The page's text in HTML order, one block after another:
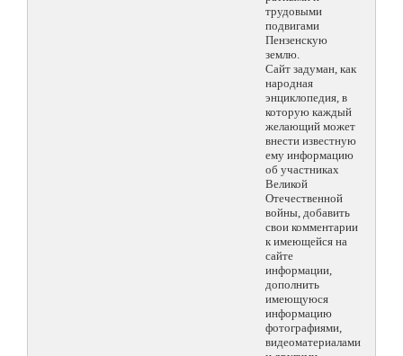
трудовыми
подвигами
Пензенскую
землю.
Сайт задуман, как
народная
энциклопедия, в
которую каждый
желающий может
внести известную
ему информацию
об участниках
Великой
Отечественной
войны, добавить
свои комментарии
к имеющейся на
сайте
информации,
дополнить
имеющуюся
информацию
фотографиями,
видеоматериалами